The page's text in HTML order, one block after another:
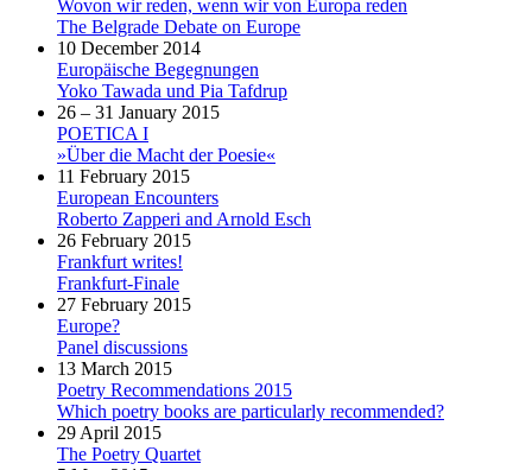
Wovon wir reden, wenn wir von Europa reden
The Belgrade Debate on Europe
10 December 2014
Europäische Begegnungen
Yoko Tawada und Pia Tafdrup
26 – 31 January 2015
POETICA I
»Über die Macht der Poesie«
11 February 2015
European Encounters
Roberto Zapperi and Arnold Esch
26 February 2015
Frankfurt writes!
Frankfurt-Finale
27 February 2015
Europe?
Panel discussions
13 March 2015
Poetry Recommendations 2015
Which poetry books are particularly recommended?
29 April 2015
The Poetry Quartet